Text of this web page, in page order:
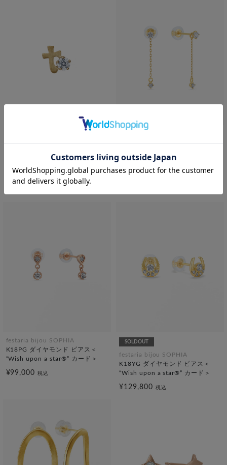
K10YG ダイヤモンド ピアス ＜
¥33,000
K18YG ダイヤモンド ピアス＜
festaria bijou SOPHIA
K18PG ダイヤモンド ピアス＜
“Wish upon a star®” カード＞
¥99,000税込
SOLDOUT
festaria bijou SOPHIA
K18YG ダイヤモンド ピアス＜
“Wish upon a star®” カード＞
¥129,800 税込